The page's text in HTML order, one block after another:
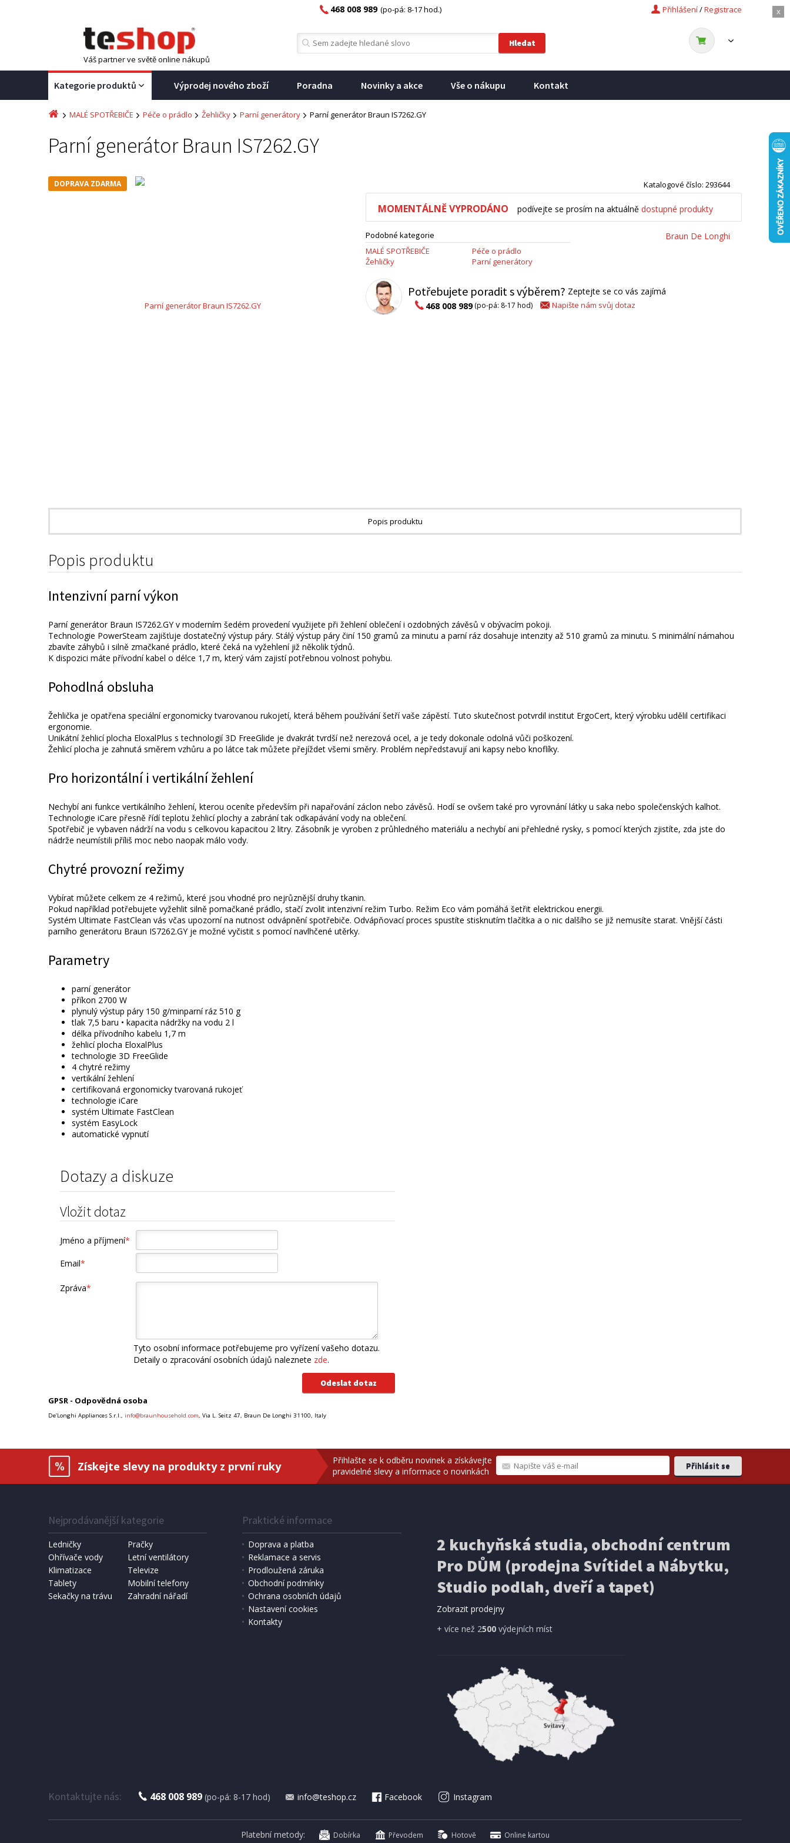
x
Registrace
/
Přihlášení
468 008 989 (po-pá: 8-17 hod.)
Váš partner ve světě online nákupů
Kategorie produktů Výprodej nového zboží Poradna Novinky a akce Vše o nákupu Kontakt
MALÉ SPOTŘEBIČE Péče o prádlo Žehličky Parní generátory Parní generátor Braun IS7262.GY
Parní generátor Braun IS7262.GY
DOPRAVA ZDARMA Katalogové číslo: 293644
MOMENTÁLNĚ VYPRODÁNO podívejte se prosím na aktuálně dostupné produkty
Podobné kategorie
MALÉ SPOTŘEBIČE
Žehličky
Péče o prádlo
Parní generátory
Braun De Longhi
Potřebujete poradit s výběrem? Zeptejte se co vás zajímá
468 008 989(po-pá: 8-17 hod) Napište nám svůj dotaz
Popis produktu
Popis produktu
Intenzivní parní výkon
Parní generátor Braun IS7262.GY v moderním šedém provedení využijete při žehlení oblečení i ozdobných závěsů v obývacím pokoji.
Technologie PowerSteam zajišťuje dostatečný výstup páry. Stálý výstup páry činí 150 gramů za minutu a parní ráz dosahuje intenzity až 510 gramů za minutu. S minimální námahou
zbavíte záhybů i silně zmačkané prádlo, které čeká na vyžehlení již několik týdnů.
K dispozici máte přívodní kabel o délce 1,7 m, který vám zajistí potřebnou volnost pohybu.
Pohodlná obsluha
Žehlička je opatřena speciální ergonomicky tvarovanou rukojetí, která během používání šetří vaše zápěstí. Tuto skutečnost potvrdil institut ErgoCert, který výrobku udělil certifikaci
ergonomie.
Unikátní žehlicí plocha EloxalPlus s technologií 3D FreeGlide je dvakrát tvrdší než nerezová ocel, a je tedy dokonale odolná vůči poškození.
Žehlicí plocha je zahnutá směrem vzhůru a po látce tak můžete přejíždet všemi směry. Problém nepředstavují ani kapsy nebo knoflíky.
Pro horizontální i vertikální žehlení
Nechybí ani funkce vertikálního žehlení, kterou oceníte především při napařování záclon nebo závěsů. Hodí se ovšem také pro vyrovnání látky u saka nebo společenských kalhot.
Technologie iCare přesně řídí teplotu žehlicí plochy a zabrání tak odkapávání vody na oblečení.
Spotřebič je vybaven nádrží na vodu s celkovou kapacitou 2 litry. Zásobník je vyroben z průhledného materiálu a nechybí ani přehledné rysky, s pomocí kterých zjistíte, zda jste do
nádrže neumístili příliš moc nebo naopak málo vody.
Chytré provozní režimy
Vybírat můžete celkem ze 4 režimů, které jsou vhodné pro nejrůznější druhy tkanin.
Pokud například potřebujete vyžehlit silně pomačkané prádlo, stačí zvolit intenzivní režim Turbo. Režim Eco vám pomáhá šetřit elektrickou energii.
Systém Ultimate FastClean vás včas upozorní na nutnost odvápnění spotřebiče. Odvápňovací proces spustíte stisknutím tlačítka a o nic dalšího se již nemusíte starat. Vnější části
parního generátoru Braun IS7262.GY je možné vyčistit s pomocí navlhčené utěrky.
Parametry
parní generátor
příkon 2700 W
plynulý výstup páry 150 g/minparní ráz 510 g
tlak 7,5 baru • kapacita nádržky na vodu 2 l
délka přívodního kabelu 1,7 m
žehlicí plocha EloxalPlus
technologie 3D FreeGlide
4 chytré režimy
vertikální žehlení
certifikovaná ergonomicky tvarovaná rukojeť
technologie iCare
systém Ultimate FastClean
systém EasyLock
automatické vypnutí
Dotazy a diskuze
Vložit dotaz
Jméno a příjmení*
Email*
Zpráva*
Tyto osobní informace potřebujeme pro vyřízení vašeho dotazu.
Detaily o zpracování osobních údajů naleznete zde.
GPSR - Odpovědná osoba
De’Longhi Appliances S.r.l., info@braunhousehold.com, Via L. Seitz 47, Braun De Longhi 31100, Italy
Získejte slevy na produkty z první ruky
Přihlašte se k odběru novinek a získávejte
pravidelné slevy a informace o novinkách
Nejprodávanější kategorie
Ledničky
Pračky
Ohřívače vody
Letní ventilátory
Klimatizace
Televize
Tablety
Mobilní telefony
Sekačky na trávu
Zahradní nářadí
Praktické informace
Doprava a platba
Reklamace a servis
Prodloužená záruka
Obchodní podmínky
Ochrana osobních údajů
Nastavení cookies
Kontakty
2 kuchyňská studia, obchodní centrum
Pro DŮM (prodejna Svítidel a Nábytku,
Studio podlah, dveří a tapet)
Zobrazit prodejny
+ více než 2500výdejních míst
Kontaktujte nás: 468 008 989 (po-pá: 8-17 hod) info@teshop.cz Facebook Instagram
Platební metody: Dobírka Převodem Hotově Online kartou